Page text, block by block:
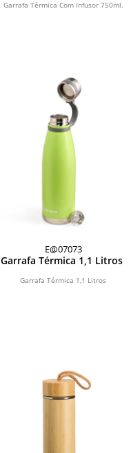
Garrafa Térmica Com Infusor 750ml.
E@07073
Garrafa Térmica 1,1 Litros
Garrafa Térmica 1,1 Litros